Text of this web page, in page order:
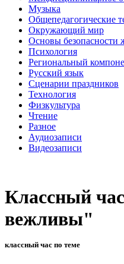
Музыка
Общепедагогические
Окружающий мир
Основы безопасности
Психология
Региональный
Русский язык
Сценарии праздников
Технология
Физкультура
Чтение
Разное
Аудиозаписи
Видеозаписи
Классный
вежливы"
классный час по теме